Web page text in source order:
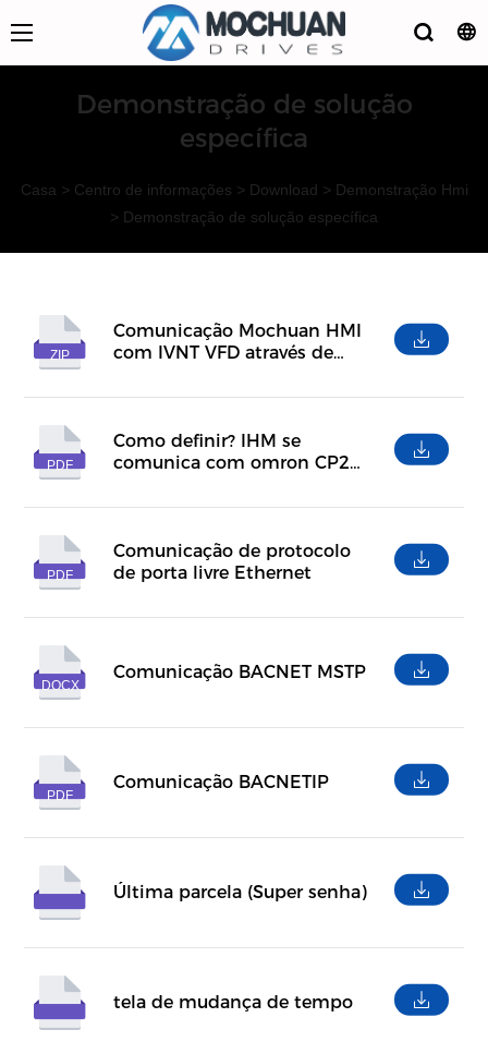
Demonstração de solução
específica
Casa > Centro de informações > Download > Demonstração Hmi
> Demonstração de solução específica
ZIP
Comunicação Mochuan HMI
com IVNT VFD através de
PDF
Como definir? IHM se
comunica com omron CP2E
PDF
Comunicação de protocolo
de porta livre Ethernet
DOCX
Comunicação BACNET MSTP
PDF
Comunicação BACNETIP
Última parcela (Super senha)
tela de mudança de tempo